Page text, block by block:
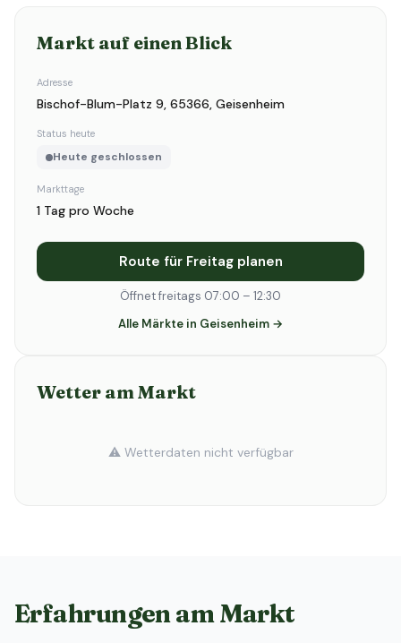
Markt auf einen Blick
Adresse
Bischof-Blum-Platz 9, 65366, Geisenheim
Status heute
Heute geschlossen
Markttage
1 Tag pro Woche
Route für Freitag planen
Öffnet freitags 07:00 – 12:30
Alle Märkte in Geisenheim →
Wetter am Markt
⚠️ Wetterdaten nicht verfügbar
Erfahrungen am Markt